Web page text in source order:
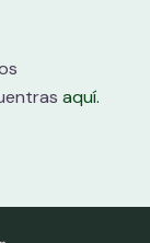
aquí.